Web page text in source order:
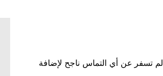
لم تسفر عن أي التماس ناجح لإضافة